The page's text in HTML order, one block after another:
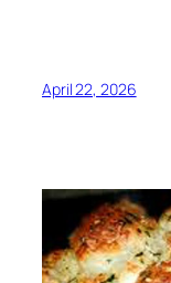
April 22, 2026